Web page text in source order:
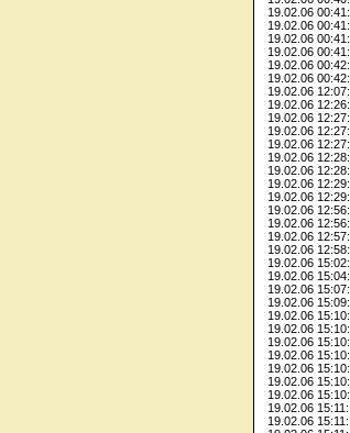
19.02.06 00:41:
19.02.06 00:41:
19.02.06 00:41:
19.02.06 00:41:
19.02.06 00:42:
19.02.06 00:42:
19.02.06 12:07:
19.02.06 12:26:
19.02.06 12:27:
19.02.06 12:27:
19.02.06 12:27:
19.02.06 12:28:
19.02.06 12:28:
19.02.06 12:29:
19.02.06 12:29:
19.02.06 12:56:
19.02.06 12:56:
19.02.06 12:57:
19.02.06 12:58:
19.02.06 15:02:
19.02.06 15:04:
19.02.06 15:07:
19.02.06 15:09:
19.02.06 15:10:
19.02.06 15:10:
19.02.06 15:10:
19.02.06 15:10:
19.02.06 15:10:
19.02.06 15:10:
19.02.06 15:10:
19.02.06 15:11:
19.02.06 15:11: